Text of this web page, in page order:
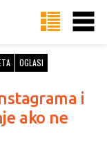
OGLASI
i
ako ne